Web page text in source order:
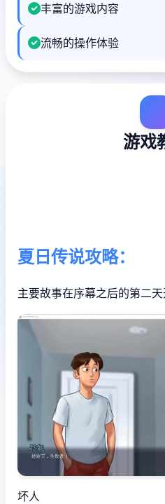
丰富的游戏内容
流畅的操作体验
游戏
夏日传说攻略：
主要故事在序幕之后的第二天
坏人